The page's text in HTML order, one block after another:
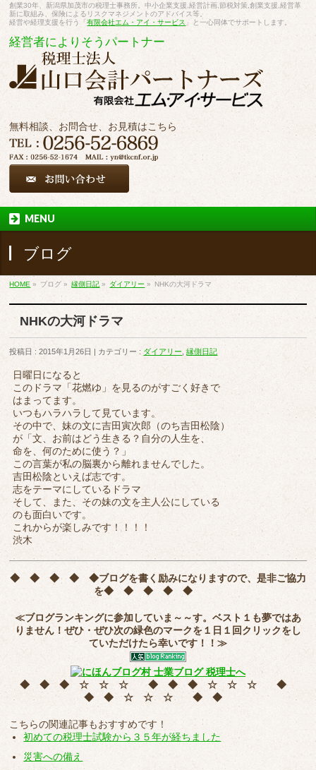
創業30年、新潟県加茂市の税理士事務所。中小企業支援,経営計画,節税対策,創業支援,経営革
新に取組み、保険によるリスクマネジメントのアドバイス等。
経営や経理支援を行う「有限会社エム・アイ・サービス 」と一心同体でサポートします。
経営者によりそうパートナー
無料相談、お問合せ、お見積はこちら
MENU
ブログ
HOME » ブログ » 縁側日記 » ダイアリー » NHKの大河ドラマ
NHKの大河ドラマ
投稿日 : 2015年1月26日 カテゴリー : ダイアリー ,縁側日記
日曜日になると
このドラマ「花燃ゆ」を見るのがすごく好きで
はまってます。
いつもハラハラして見ています。
その中で、妹の文に吉田寅次郎（のち吉田松陰）
が「文、お前はどう生きる？自分の人生を、
命を、何のために使う？」
この言葉が私の脳裏から離れませんでした。
吉田松陰といえば志です。
志をテーマにしているドラマ
そして、また、その妹の文を主人公にしている
のも面白いです。
これからが楽しみです！！！！
渋木
◆ ◆ ◆ ◆ ◆ブログを書く励みになりますので、是非ご協力
を◆ ◆ ◆ ◆ ◆
≪ブログランキングに参加していま～～す。ベスト１も夢ではあ
りません！ぜひ・ぜひ次の緑色のマークを１日１回クリックをし
ていただけたら幸いです！！≫
◆ ◆ ◆ ☆ ☆ ☆ ◆ ◆ ◆ ☆ ☆ ☆ ◆
◆ ◆ ☆ ☆ ☆ ◆ ◆
こちらの関連記事もおすすめです！
初めての税理士試験から３５年が経ちました
災害への備え